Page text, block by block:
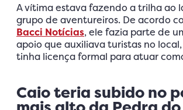
A vítima estava fazendo a trilha ao
grupo de aventureiros. De acordo
Bacci Notícias, ele fazia parte de
apoio que auxiliava turistas no
tinha licença formal para atuar
Caio teria subido no